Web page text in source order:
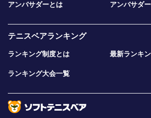
アンバサダーとは アンバサダ
テニスベアランキング
ランキング制度とは 最新ランキ
ランキング大会一覧